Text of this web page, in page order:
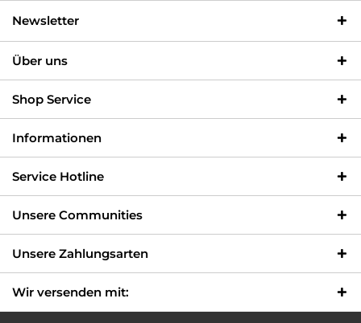
Newsletter
Über uns
Shop Service
Informationen
Service Hotline
Unsere Communities
Unsere Zahlungsarten
Wir versenden mit: